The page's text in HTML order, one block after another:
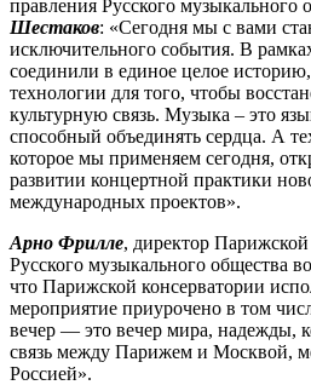
правления Русского музыкального
Шестаков: «Сегодня мы с вами
исключительного события. В
соединили в единое целое
технологии для того, чтобы
культурную связь. Музыка – это
способный объединять сердца. А
которое мы применяем сегодня,
развитии концертной практики
международных проектов».
Арно Фрилле, директор Парижской
Русского музыкального общества
что Парижской консерватории
мероприятие приурочено в том
вечер — это вечер мира, надежды,
связь между Парижем и Москвой,
Россией».